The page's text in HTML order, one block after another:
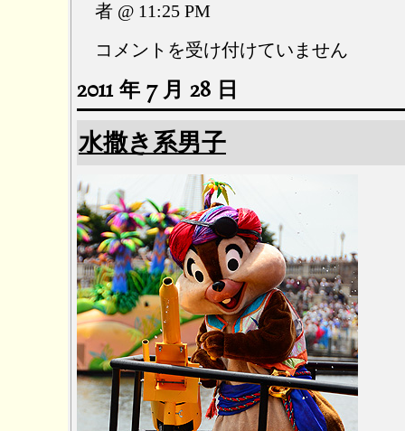
者 @ 11:25 PM
２
目
ル
お
仕
事
は
コメントを受け付けていません
2011 年 7 月 28 日
水撒き系男子